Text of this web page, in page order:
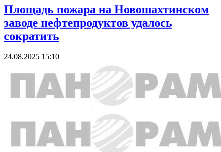
Площадь пожара на Новошахтинском
заводе нефтепродуктов удалось
сократить
24.08.2025 15:10